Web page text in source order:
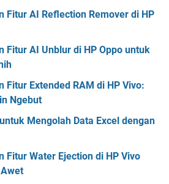
Fitur AI Reflection Remover di HP
Fitur AI Unblur di HP Oppo untuk
Fitur Extended RAM di HP Vivo:
Ngebut
Mengolah Data Excel dengan
Fitur Water Ejection di HP Vivo